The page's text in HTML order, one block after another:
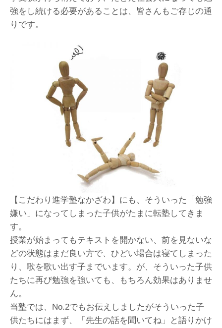
強をし続ける必要があることは、皆さんもご存じの通
りです。
【こだわり進学塾なかざわ】にも、そういった「勉強
嫌い」になってしまった子供がたまに転塾してきま
す。
授業が始まってもテキストを開かない、前を見ないな
どの状態はまだ良い方で、ひどい場合は寝てしまった
り、歌を歌い出す子までいます。が、そういった子供
たちに再び勉強を強いても、もちろん効果はありませ
ん。
当塾では、No.2でもお伝えしましたがそういった子
供たちにはまず、「先生の話を聞いてね」と語りかけ